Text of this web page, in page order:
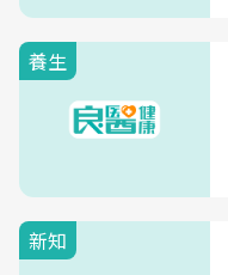
養生
新知